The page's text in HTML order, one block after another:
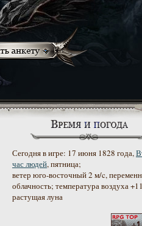
Сегодня в игре: 17 июня 1828 года,
час людей, пятница;
ветер юго-восточный 2 м/c,
облачность; температура воздуха
растущая луна